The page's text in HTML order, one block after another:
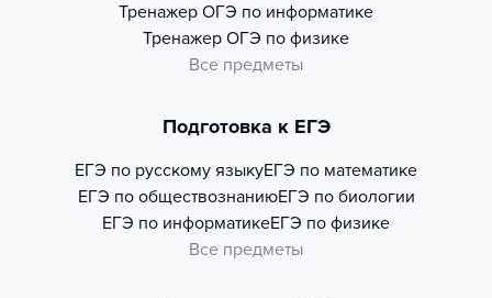
Тренажер ОГЭ по информатике
Тренажер ОГЭ по физике
Все предметы
Подготовка к ЕГЭ
ЕГЭ по русскому языкуЕГЭ по математике
ЕГЭ по обществознаниюЕГЭ по биологии
ЕГЭ по информатикеЕГЭ по физике
Все предметы